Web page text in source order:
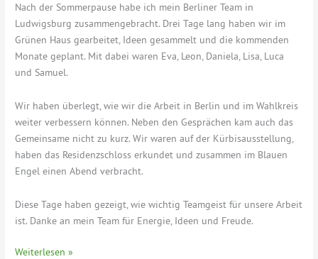
Nach der Sommerpause habe ich mein Berliner Team in
Ludwigsburg zusammengebracht. Drei Tage lang haben wir im
Grünen Haus gearbeitet, Ideen gesammelt und die kommenden
Monate geplant. Mit dabei waren Eva, Leon, Daniela, Lisa, Luca
und Samuel.
Wir haben überlegt, wie wir die Arbeit in Berlin und im Wahlkreis
weiter verbessern können. Neben den Gesprächen kam auch das
Gemeinsame nicht zu kurz. Wir waren auf der Kürbisausstellung,
haben das Residenzschloss erkundet und zusammen im Blauen
Engel einen Abend verbracht.
Diese Tage haben gezeigt, wie wichtig Teamgeist für unsere Arbeit
ist. Danke an mein Team für Energie, Ideen und Freude.
Berlin
Weiterlesen »